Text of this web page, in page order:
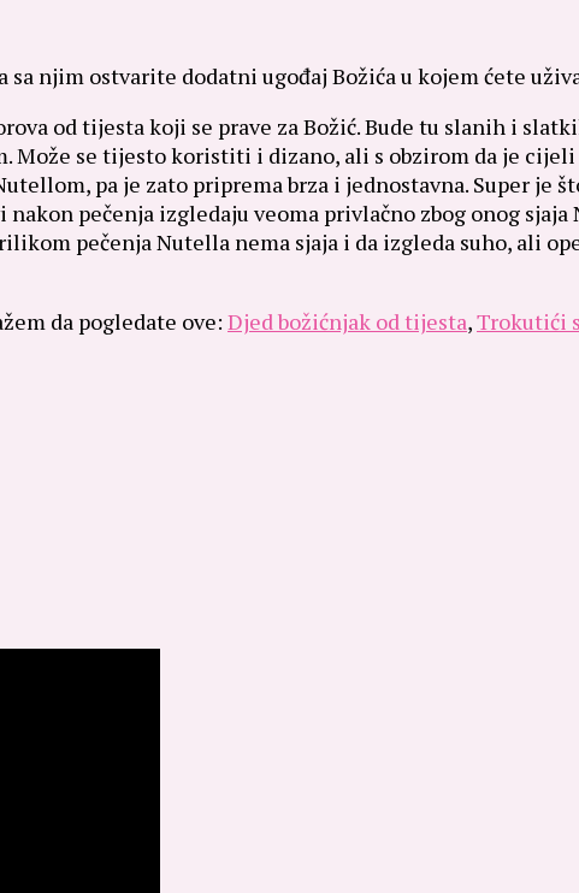
sa njim ostvarite dodatni ugođaj Božića u kojem ćete
od tijesta koji se prave za Božić. Bude tu slanih i
Može se tijesto koristiti i dizano, ali s obzirom da je
pa je zato priprema brza i jednostavna. Super je
pečenja izgledaju veoma privlačno zbog onog
pečenja Nutella nema sjaja i da izgleda suho, ali
da pogledate ove: Djed božićnjak od tijesta,Trokutići